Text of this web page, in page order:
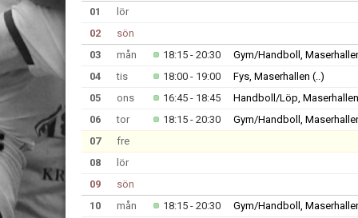
01
lör
02
sön
03
mån 18:15 - 20:30
Gym/Handboll,
04
tis 18:00 - 19:00 Fys, Maserhallen (..)
05
ons 16:45 - 18:45
Handboll/Löp, Maserhallen
06
tor 18:15 - 20:30
Gym/Handboll,
07
fre
08
lör
09
sön
10
mån 18:15 - 20:30
Gym/Handboll,